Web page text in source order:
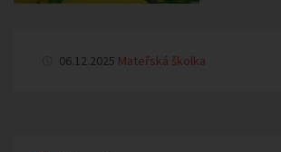
06.12.2025 Mateřská školka